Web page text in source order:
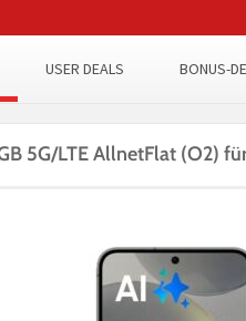
USER DEALS BONUS-
5G/LTE AllnetFlat (O2)